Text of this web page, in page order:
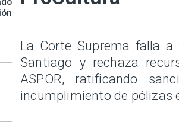
La Corte Suprema falla a
Santiago y rechaza
ASPOR, ratificando
incumplimiento de pólizas